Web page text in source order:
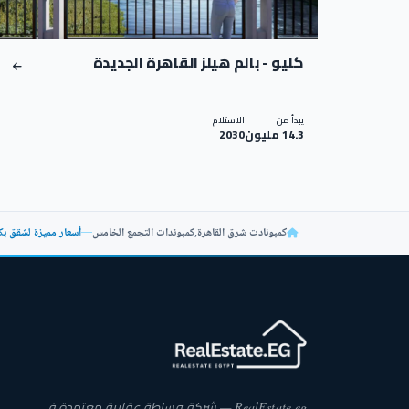
كليو - بالم هيلز القاهرة الجديدة
يبدأ من
14.3 مليون
الاستلام
2030
كمبونادت شرق القاهرة,كمبوندات التجمع الخامس—أسعار مميزة لشقق